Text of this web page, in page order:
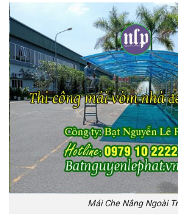
Mái Che Nắng Ngoài